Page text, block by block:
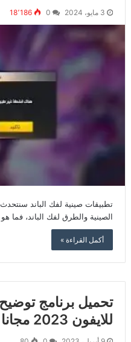
3 مايو، 2024 0 18٬186
تطبيقات صينية لفك الباند
الصينية والطرق لفك الباند، فما
أكمل القراءة »
تحميل برنامج
للايفون 2023 مجانا